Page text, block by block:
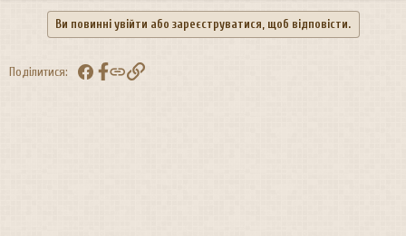
Ви повинні увійти або зареєструватися, щоб відповісти.
Поділитися: FacebookПосилання